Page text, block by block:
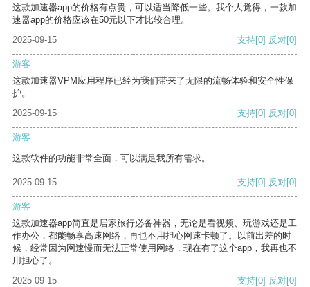
这款加速器app的价格有点贵，可以适当降低一些。我个人觉得，一款加
速器app的价格应该在50元以下才比较合理。
2025-09-15
支持[0] 反对[0]
游客
这款加速器VPM应用程序已经为我们带来了无限的流畅体验和安全性保
护。
2025-09-15
支持[0] 反对[0]
游客
这款软件的功能非常全面，可以满足我所有需求。
2025-09-15 支持[0] 反对[0]
游客
这款加速器app简直是居家旅行必备神器，无论是看视频、玩游戏还是工
作办公，都能畅享高速网络，再也不用担心网速卡顿了。以前出差的时
候，经常因为网速慢而无法正常使用网络，现在有了这个app，我再也不
用担心了。
2025-09-15
支持[0] 反对[0]